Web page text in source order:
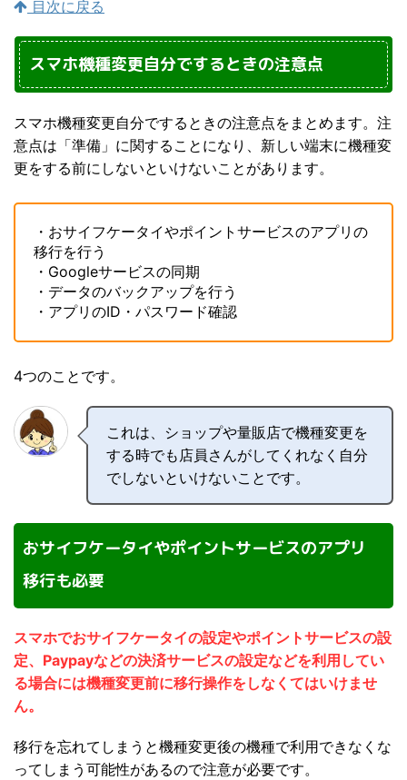
目次に戻る
スマホ機種変更自分でするときの注意点
スマホ機種変更自分でするときの注意点をまとめます。注
意点は「準備」に関することになり、新しい端末に機種変
更をする前にしないといけないことがあります。
・おサイフケータイやポイントサービスのアプリの
移行を行う
・Googleサービスの同期
・データのバックアップを行う
・アプリのID・パスワード確認
4つのことです。
これは、ショップや量販店で機種変更を
する時でも店員さんがしてくれなく自分
でしないといけないことです。
おサイフケータイやポイントサービスのアプリ
移行も必要
スマホでおサイフケータイの設定やポイントサービスの設
定、Paypayなどの決済サービスの設定などを利用してい
る場合には機種変更前に移行操作をしなくてはいけませ
ん。
移行を忘れてしまうと機種変更後の機種で利用できなくな
ってしまう可能性があるので注意が必要です。